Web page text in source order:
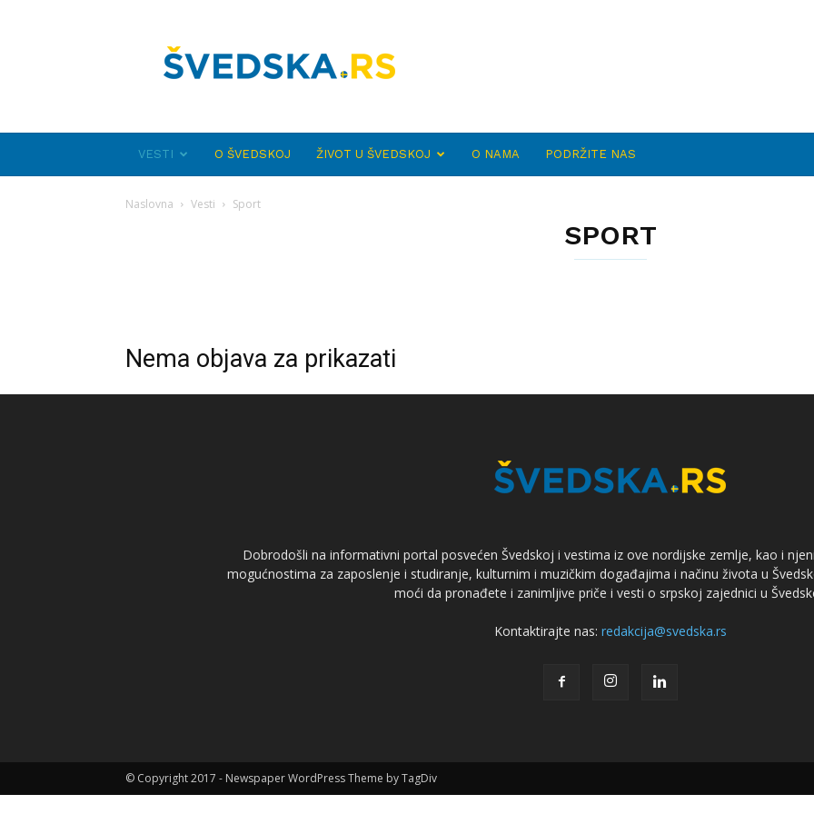
VESTI O ŠVEDSKOJ ŽIVOT U ŠVEDSKOJ O NAMA PODRŽITE NAS
Naslovna Vesti Sport
SPORT
Nema objava za prikazati
Dobrodošli na informativni portal posvećen Švedskoj i vestima iz ove nordijske zemlje, kao i
mogućnostima za zaposlenje i studiranje, kulturnim i muzičkim događajima i načinu života u
moći da pronađete i zanimljive priče i vesti o srpskoj zajednici u
Kontaktirajte nas: redakcija@svedska.rs
© Copyright 2017 - Newspaper WordPress Theme by TagDiv